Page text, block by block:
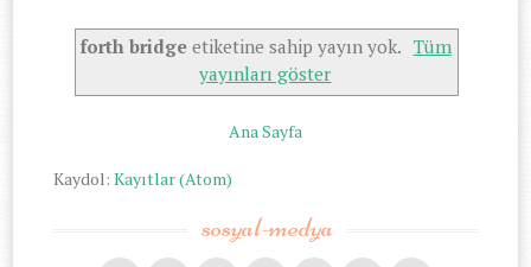
forth bridge etiketine sahip yayın yok. Tüm
yayınları göster
Ana Sayfa
Kaydol:Kayıtlar (Atom)
sosyal-medya